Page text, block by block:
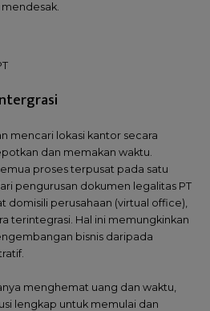
mencari lokasi kantor secara
dan memakan waktu.
proses terpusat pada satu
pengurusan dokumen legalitas PT
domisili perusahaan (virtual office),
terintegrasi. Hal ini memungkinkan
bisnis daripada
menghemat uang dan waktu,
lengkap untuk memulai dan